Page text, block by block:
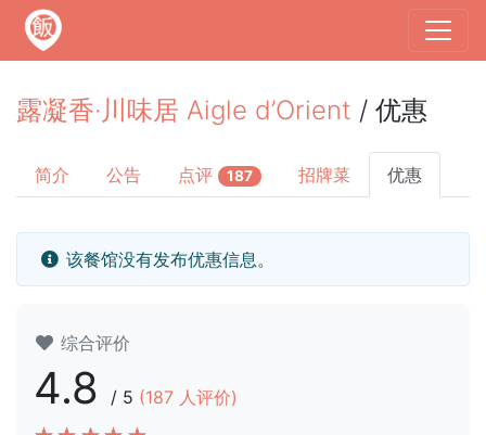
露凝香·川味居 Aigle d’Orient / 优惠
简介 公告 点评 187 招牌菜 优惠
该餐馆没有发布优惠信息。
综合评价
4.8 / 5 (187 人评价)